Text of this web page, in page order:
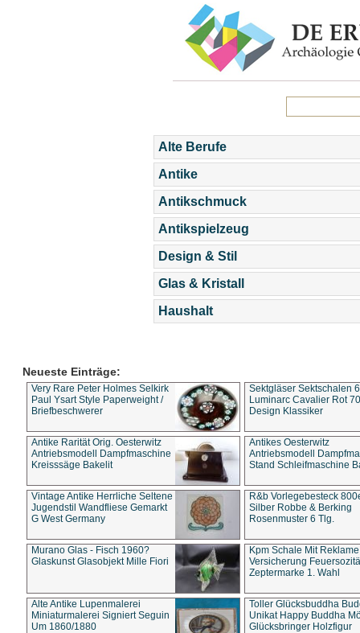
Alte Berufe
Antike
Antikschmuck
Antikspielzeug
Design & Stil
Glas & Kristall
Haushalt
Neueste Einträge:
Very Rare Peter Holmes Selkirk
Paul Ysart Style Paperweight /
Briefbeschwerer
Sektgläser Sektschalen
Luminarc Cavalier Rot
Design Klassiker
Antike Rarität Orig. Oesterwitz
Antriebsmodell Dampfmaschine
Kreisssäge Bakelit
Antikes Oesterwitz
Antriebsmodell
Stand Schleifmaschine
Vintage Antike Herrliche Seltene
Jugendstil Wandfliese Gemarkt
G West Germany
R&b Vorlegebesteck
Silber Robbe & Berking
Rosenmuster 6 Tlg.
Murano Glas - Fisch 1960?
Glaskunst Glasobjekt Mille Fiori
Kpm Schale Mit Reklame
Versicherung
Zeptermarke 1. Wahl
Alte Antike Lupenmalerei
Miniaturmalerei Signiert Seguin
Um 1860/1880
Toller Glücksbuddha
Unikat Happy Buddha
Glücksbringer Holzfigur